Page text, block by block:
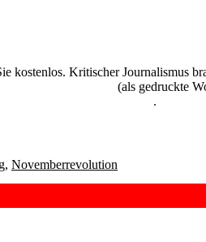
kostenlos. Kritischer Journalismus
(als gedruckte
.
, Novemberrevolution